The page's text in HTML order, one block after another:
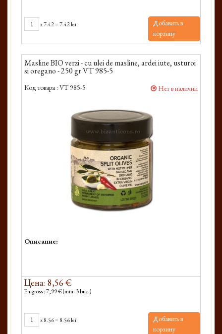
x7.42=7.42 lei
Добавить в
корзину
Masline BIO verzi - cu ulei de masline, ardei iute, usturoi
si oregano - 250 gr VT 985-5
Код товара : VT 985-5 Нет в наличии
Описание:
Цена: 8,56 €
En-gross : 7,99 € (min. 3 buc.)
x8.56= 8.56 lei
Добавить в
корзину